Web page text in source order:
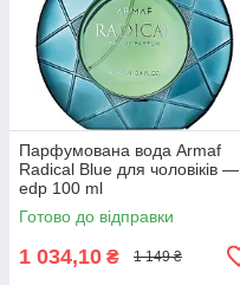
Парфумована вода Armaf
Radical Blue для чоловіків —
edp 100 ml
Готово до відправки
1 034,10 ₴ 1 149 ₴